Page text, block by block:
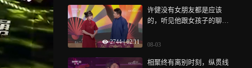
2744 | 02:11
许健没有女朋友都是应该
的，听见他跟女孩子的聊
08-03
相聚终有离别时刻，纵贯线